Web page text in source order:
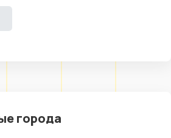
города